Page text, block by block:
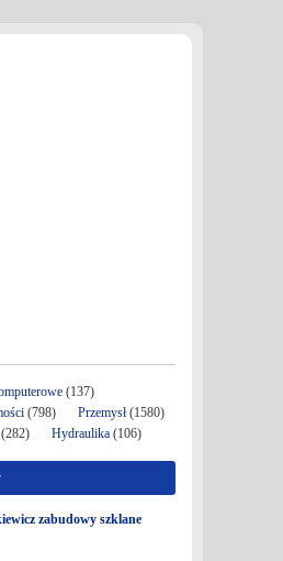
(137)
(798) Przemysł(1580)
(282) Hydraulika (106)
zabudowy szklane